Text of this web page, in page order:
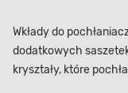
Wkłady do
dodatkowych
kryształy, które